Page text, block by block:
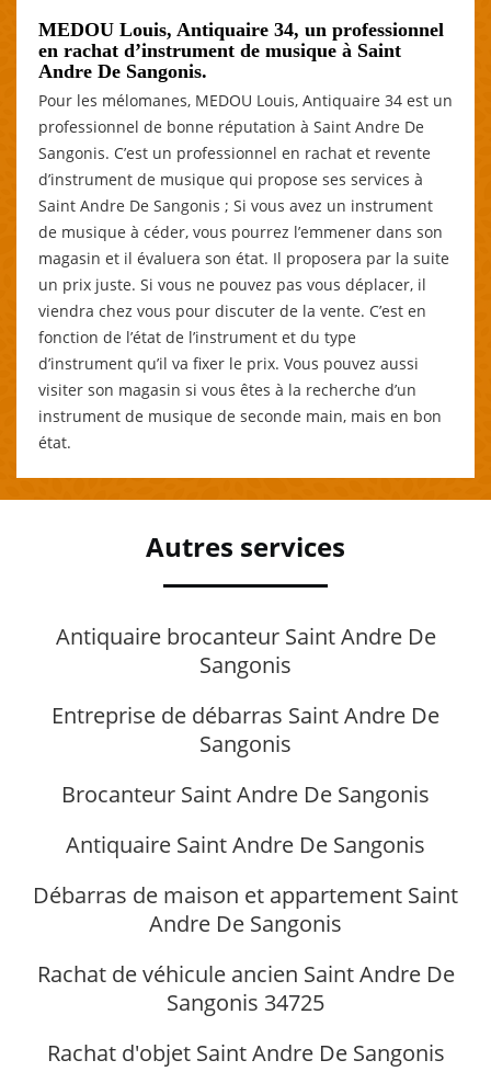
MEDOU Louis, Antiquaire 34, un professionnel
en rachat d’instrument de musique à Saint
Andre De Sangonis.
Pour les mélomanes, MEDOU Louis, Antiquaire 34 est un
professionnel de bonne réputation à Saint Andre De
Sangonis. C’est un professionnel en rachat et revente
d’instrument de musique qui propose ses services à
Saint Andre De Sangonis ; Si vous avez un instrument
de musique à céder, vous pourrez l’emmener dans son
magasin et il évaluera son état. Il proposera par la suite
un prix juste. Si vous ne pouvez pas vous déplacer, il
viendra chez vous pour discuter de la vente. C’est en
fonction de l’état de l’instrument et du type
d’instrument qu’il va fixer le prix. Vous pouvez aussi
visiter son magasin si vous êtes à la recherche d’un
instrument de musique de seconde main, mais en bon
état.
Autres services
Antiquaire brocanteur Saint Andre De
Sangonis
Entreprise de débarras Saint Andre De
Sangonis
Brocanteur Saint Andre De Sangonis
Antiquaire Saint Andre De Sangonis
Débarras de maison et appartement Saint
Andre De Sangonis
Rachat de véhicule ancien Saint Andre De
Sangonis 34725
Rachat d'objet Saint Andre De Sangonis